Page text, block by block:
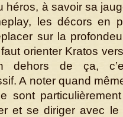
héros, à savoir sa
les décors en
sur la
faut orienter Kratos
dehors de ça,
A noter quand
sont
et se diriger avec